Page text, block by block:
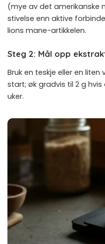
(mye av det amerikanske
stivelse enn aktive
lions mane-artikkelen.
Steg 2: Mål opp
Bruk en teskje eller en liten
start; øk gradvis til 2 g
uker.